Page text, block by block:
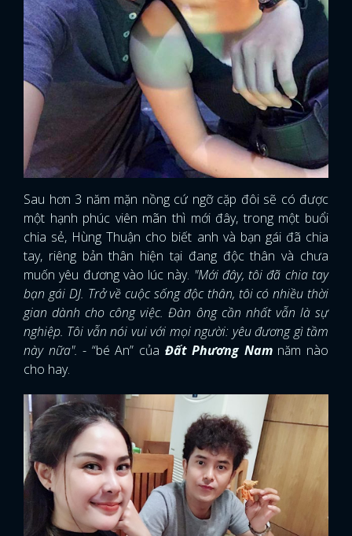
Sau hơn 3 năm mặn nồng cứ ngỡ cặp đôi sẽ có được
một hạnh phúc viên mãn thì mới đây, trong một buổi
chia sẻ, Hùng Thuận cho biết anh và bạn gái đã chia
tay, riêng bản thân hiện tại đang độc thân và chưa
muốn yêu đương vào lúc này. "Mới đây, tôi đã chia tay
bạn gái DJ. Trở về cuộc sống độc thân, tôi có nhiều thời
gian dành cho công việc. Đàn ông cần nhất vẫn là sự
nghiệp. Tôi vẫn nói vui với mọi người: yêu đương gì tầm
này nữa".- “bé An” của Đất Phương Nam năm nào
cho hay.